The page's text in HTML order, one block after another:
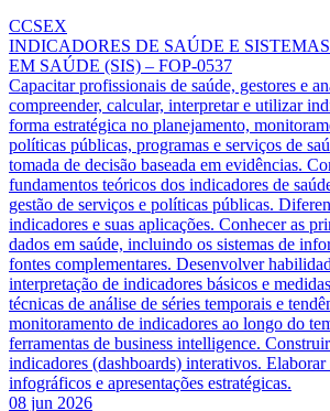
CCSEX
INDICADORES DE SAÚDE E
EM SAÚDE (SIS) – FOP-0537
Capacitar profissionais de saúde, gestores e
compreender, calcular, interpretar e utilizar
forma estratégica no planejamento,
políticas públicas, programas e serviços de
tomada de decisão baseada em evidências.
fundamentos teóricos dos indicadores de
gestão de serviços e políticas públicas.
indicadores e suas aplicações. Conhecer as
dados em saúde, incluindo os sistemas de
fontes complementares. Desenvolver
interpretação de indicadores básicos e
técnicas de análise de séries temporais e
monitoramento de indicadores ao longo do
ferramentas de business intelligence.
indicadores (dashboards) interativos.
infográficos e apresentações estratégicas.
08 jun 2026